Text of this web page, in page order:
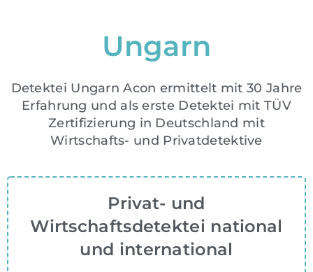
Ungarn
Detektei Ungarn Acon ermittelt mit 30 Jahre
Erfahrung und als erste Detektei mit TÜV
Zertifizierung in Deutschland mit
Wirtschafts- und Privatdetektive
Privat- und
Wirtschaftsdetektei national
und international